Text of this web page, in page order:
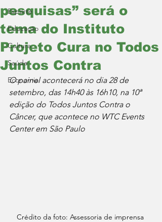
Esporte
Educação
Cultura
Saúde
Economia
pesquisas” será o
tema do Instituto
Projeto Cura no Todos
Juntos Contra
O painel acontecerá no dia 28 de
setembro, das 14h40 às 16h10, na 10ª
edição do Todos Juntos Contra o
Câncer, que acontece no WTC Events
Center em São Paulo
Crédito da foto: Assessoria de imprensa